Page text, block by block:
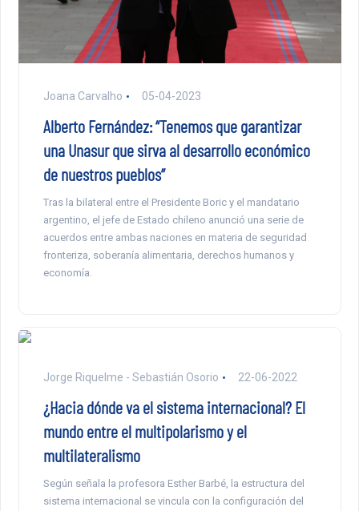
Joana Carvalho 05-04-2023
Alberto Fernández: “Tenemos que garantizar
una Unasur que sirva al desarrollo económico
de nuestros pueblos”
Tras la bilateral entre el Presidente Boric y el mandatario
argentino, el jefe de Estado chileno anunció una serie de
acuerdos entre ambas naciones en materia de seguridad
fronteriza, soberanía alimentaria, derechos humanos y
economía.
Jorge Riquelme - Sebastián Osorio 22-06-2022
¿Hacia dónde va el sistema internacional? El
mundo entre el multipolarismo y el
multilateralismo
Según señala la profesora Esther Barbé, la estructura del
sistema internacional se vincula con la configuración del